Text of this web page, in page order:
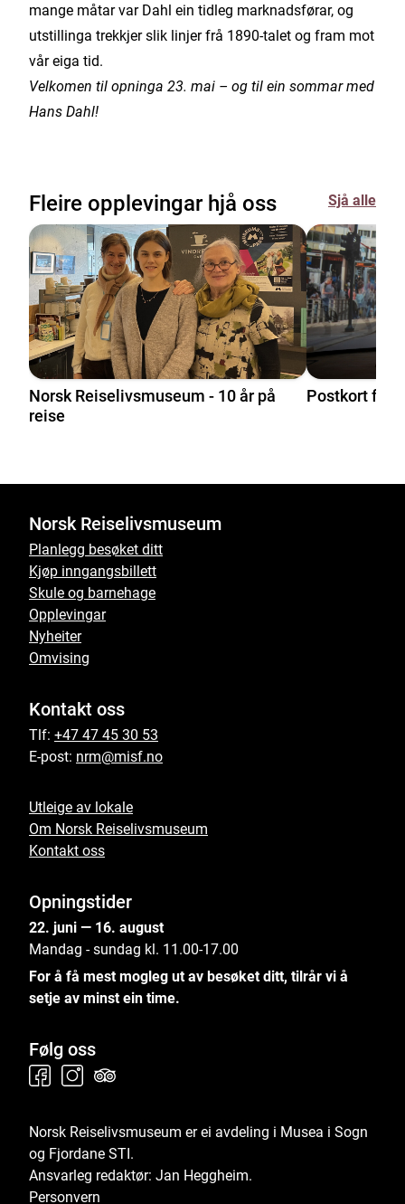
mange måtar var Dahl ein tidleg marknadsførar, og
utstillinga trekkjer slik linjer frå 1890-talet og fram mot
vår eiga tid.
Velkomen til opninga 23. mai – og til ein sommar med
Hans Dahl!
Fleire opplevingar hjå oss Sjå alle
Norsk Reiselivsmuseum - 10 år på
reise
Postkort frå
Norsk Reiselivsmuseum
Planlegg besøket ditt
Kjøp inngangsbillett
Skule og barnehage
Opplevingar
Nyheiter
Omvising
Kontakt oss
Tlf: +47 47 45 30 53
E-post: nrm@misf.no
Utleige av lokale
Om Norsk Reiselivsmuseum
Kontakt oss
Opningstider
22. juni — 16. august
Mandag - sundag kl. 11.00-17.00
For å få mest mogleg ut av besøket ditt, tilrår vi å
setje av minst ein time.
Følg oss
Norsk Reiselivsmuseum er ei avdeling i Musea i Sogn
og Fjordane STI.
Ansvarleg redaktør: Jan Heggheim.
Personvern